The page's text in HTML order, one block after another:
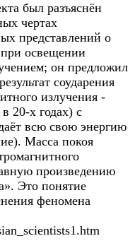
был разъяснён
чертах
представлений о
при освещении
он предложил
соударения
излучения -
20-х годах) с
всю свою энергию
Масса покоя
произведению
Это понятие
феномена